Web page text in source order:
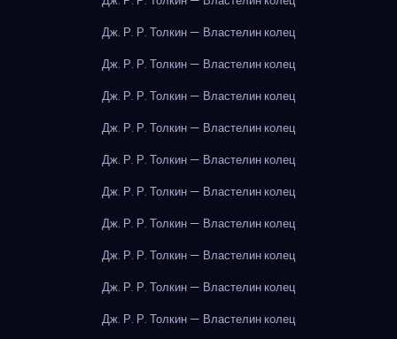
Дж. Р. Р. Толкин — Властелин колец
Дж. Р. Р. Толкин — Властелин колец
Дж. Р. Р. Толкин — Властелин колец
Дж. Р. Р. Толкин — Властелин колец
Дж. Р. Р. Толкин — Властелин колец
Дж. Р. Р. Толкин — Властелин колец
Дж. Р. Р. Толкин — Властелин колец
Дж. Р. Р. Толкин — Властелин колец
Дж. Р. Р. Толкин — Властелин колец
Дж. Р. Р. Толкин — Властелин колец